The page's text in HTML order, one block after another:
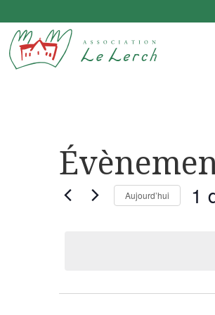
Le Lerchenberg Association à
Aujourd’hui 1